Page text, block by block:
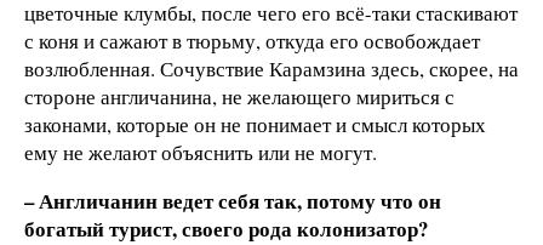
цветочные клумбы, после чего его всё-таки стаскивают
с коня и сажают в тюрьму, откуда его освобождает
возлюбленная. Сочувствие Карамзина здесь, скорее, на
стороне англичанина, не желающего мириться с
законами, которые он не понимает и смысл которых
ему не желают объяснить или не могут.
– Англичанин ведет себя так, потому что он
богатый турист, своего рода колонизатор?